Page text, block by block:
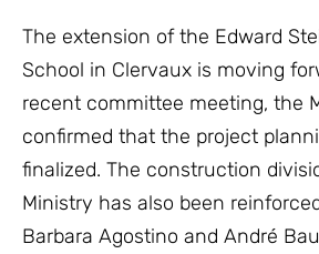
The extension of the Edward
School in Clervaux is moving
recent committee meeting, the
confirmed that the project
finalized. The construction
Ministry has also been
Barbara Agostino and André